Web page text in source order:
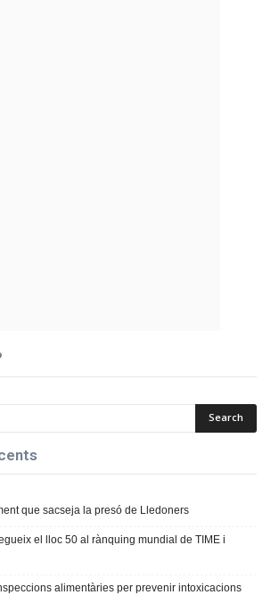
que sacseja la presó de Lledoners
el lloc 50 al rànquing mundial de TIME i
alimentàries per prevenir intoxicacions